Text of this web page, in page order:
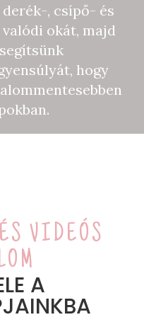
, csípő- és
okát, majd
hogy
VIDEÓS
A